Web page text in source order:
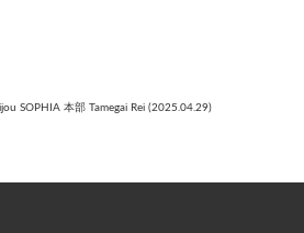
SOPHIA 本部 Tamegai Rei (2025.04.29)